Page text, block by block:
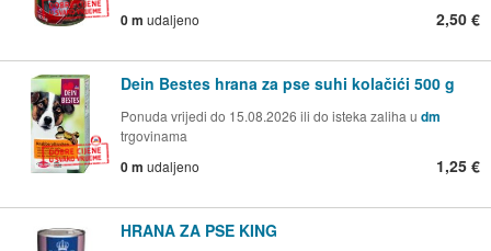
0 m udaljeno 2,50 €
Dein Bestes hrana za pse suhi kolačići 500 g
Ponuda vrijedi do 15.08.2026 ili do isteka zaliha u dm
trgovinama
0 m udaljeno 1,25 €
HRANA ZA PSE KING